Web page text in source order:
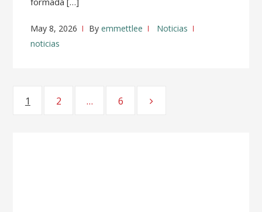
May 8, 2026 Byemmettlee
Noticias
noticias
Posts
Page
1 Page
2 … Page
6